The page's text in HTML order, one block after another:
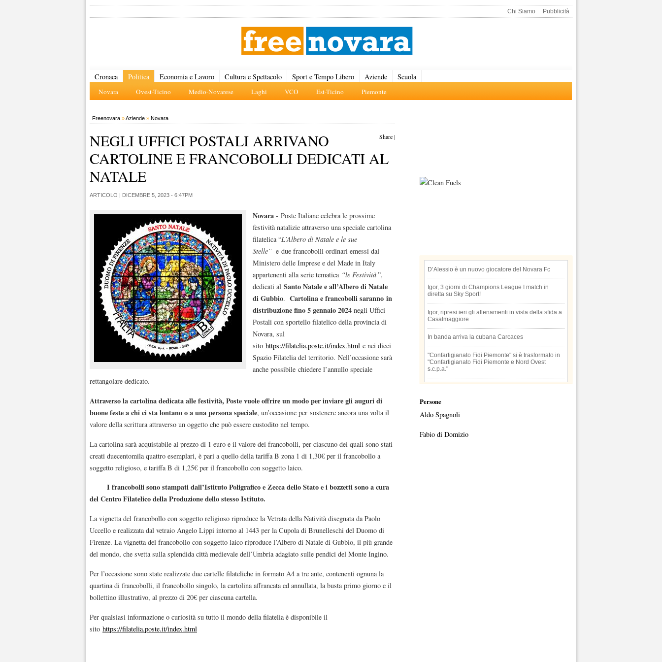
Chi Siamo Pubblicità
Cronaca Politica
Novara Ovest-Ticino Medio-Novarese Laghi VCO Est-Ticino Piemonte
Economia e Lavoro Cultura e Spettacolo Sport e Tempo Libero Aziende Scuola
Freenovara »Aziende » Novara
Share|
NEGLI UFFICI POSTALI ARRIVANO
CARTOLINE E FRANCOBOLLI DEDICATI AL
NATALE
ARTICOLO | DICEMBRE 5, 2023 - 6:47PM
Novara - Poste Italiane celebra le prossime
festività natalizie attraverso una speciale cartolina
filatelica “L’Albero di Natale e le sue
Stelle” e due francobolli ordinari emessi dal
Ministero delle Imprese e del Made in Italy
appartenenti alla serie tematica “le Festività”,
dedicati al Santo Natale e all’Albero di Natale
di Gubbio. Cartolina e francobolli saranno in
distribuzione fino 5 gennaio 2024 negli Uffici
Postali con sportello filatelico della provincia di
Novara, sul
sito https://filatelia.poste.it/index.html e nei dieci
Spazio Filatelia del territorio. Nell’occasione sarà
anche possibile chiedere l’annullo speciale
rettangolare dedicato.
Attraverso la cartolina dedicata alle festività, Poste vuole offrire un modo per inviare gli auguri di
buone feste a chi ci sta lontano o a una persona speciale, un’occasione per sostenere ancora una volta il
valore della scrittura attraverso un oggetto che può essere custodito nel tempo.
La cartolina sarà acquistabile al prezzo di 1 euro e il valore dei francobolli, per ciascuno dei quali sono stati
creati duecentomila quattro esemplari, è pari a quello della tariffa B zona 1 di 1,30€ per il francobollo a
soggetto religioso, e tariffa B di 1,25€ per il francobollo con soggetto laico.
I francobolli sono stampati dall’Istituto Poligrafico e Zecca dello Stato e i bozzetti sono a cura
del Centro Filatelico della Produzione dello stesso Istituto.
La vignetta del francobollo con soggetto religioso riproduce la Vetrata della Natività disegnata da Paolo
Uccello e realizzata dal vetraio Angelo Lippi intorno al 1443 per la Cupola di Brunelleschi del Duomo di
Firenze. La vignetta del francobollo con soggetto laico riproduce l’Albero di Natale di Gubbio, il più grande
del mondo, che svetta sulla splendida città medievale dell’Umbria adagiato sulle pendici del Monte Ingino.
Per l’occasione sono state realizzate due cartelle filateliche in formato A4 a tre ante, contenenti ognuna la
quartina di francobolli, il francobollo singolo, la cartolina affrancata ed annullata, la busta primo giorno e il
bollettino illustrativo, al prezzo di 20€ per ciascuna cartella.
Per qualsiasi informazione o curiosità su tutto il mondo della filatelia è disponibile il
sito https://filatelia.poste.it/index.html
D’Alessio è un nuovo giocatore del Novara Fc
Igor, 3 giorni di Champions League I match in
diretta su Sky Sport!
Igor, ripresi ieri gli allenamenti in vista della sfida a
Casalmaggiore
In banda arriva la cubana Carcaces
"Confartigianato Fidi Piemonte" si è trasformato in
"Confartigianato Fidi Piemonte e Nord Ovest
s.c.p.a."
Persone
Aldo Spagnoli
Fabio di Domizio